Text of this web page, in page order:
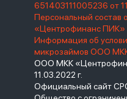
651403111005236 от
Персональный состав
«Центрофинанс ПИК»
Информация об
микрозаймов ООО
ООО МКК
11.03.2022 г.
Официальный сайт